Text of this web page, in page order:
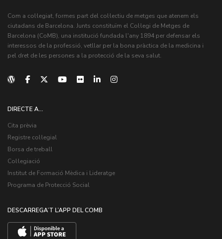
Com a col·legiat, formes part del col·lectiu de metges que atenem els
ciutadans de Barcelona. Junts constituïm el Col·legi de Metges de
Barcelona (CoMB), una institució fundada l'any 1894 per defensar els
interessos de la professió, vetllar per la bona pràctica de la medicina i
pel dret de les persones a la protecció de la seva salut.
DIRECTE A...
Cita prèvia
Registre col·legial
Borsa de treball
Col·legiació
Institut de Formació Mèdica i Lideratge
Programa de Protecció Social
DESCARREGA’T L’APP DEL COMB